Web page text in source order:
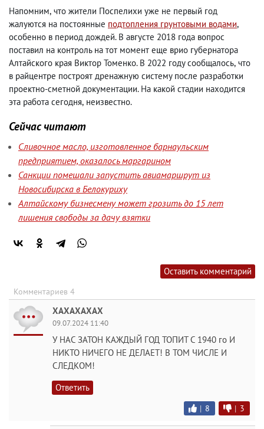
Напомним, что жители Поспелихи уже не первый год
жалуются на постоянные подтопления грунтовыми водами,
особенно в период дождей. В августе 2018 года вопрос
поставил на контроль на тот момент еще врио губернатора
Алтайского края Виктор Томенко. В 2022 году сообщалось, что
в райцентре построят дренажную систему после разработки
проектно-сметной документации. На какой стадии находится
эта работа сегодня, неизвестно.
Сейчас читают
Сливочное масло, изготовленное барнаульским
предприятием, оказалось маргарином
Санкции помешали запустить авиамаршрут из
Новосибирска в Белокуриху
Алтайскому бизнесмену может грозить до 15 лет
лишения свободы за дачу взятки
Оставить комментарий
Комментариев 4
ХАХАХАХАХ
09.07.2024 11:40
У НАС ЗАТОН КАЖДЫЙ ГОД ТОПИТ С 1940 го И
НИКТО НИЧЕГО НЕ ДЕЛАЕТ! В ТОМ ЧИСЛЕ И
СЛЕДКОМ!
Ответить
| 8 | 3